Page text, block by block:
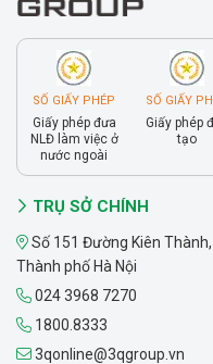
SỐ GIẤY PHÉP
Giấy phép đưa
NLĐ làm việc ở
nước ngoài
SỐ GIẤY
Giấy phép
tạo
TRỤ SỞ CHÍNH
Số 151 Đường Kiên
Thành phố Hà Nội
024 3968 7270
1800.8333
3qonline@3qgroup.vn